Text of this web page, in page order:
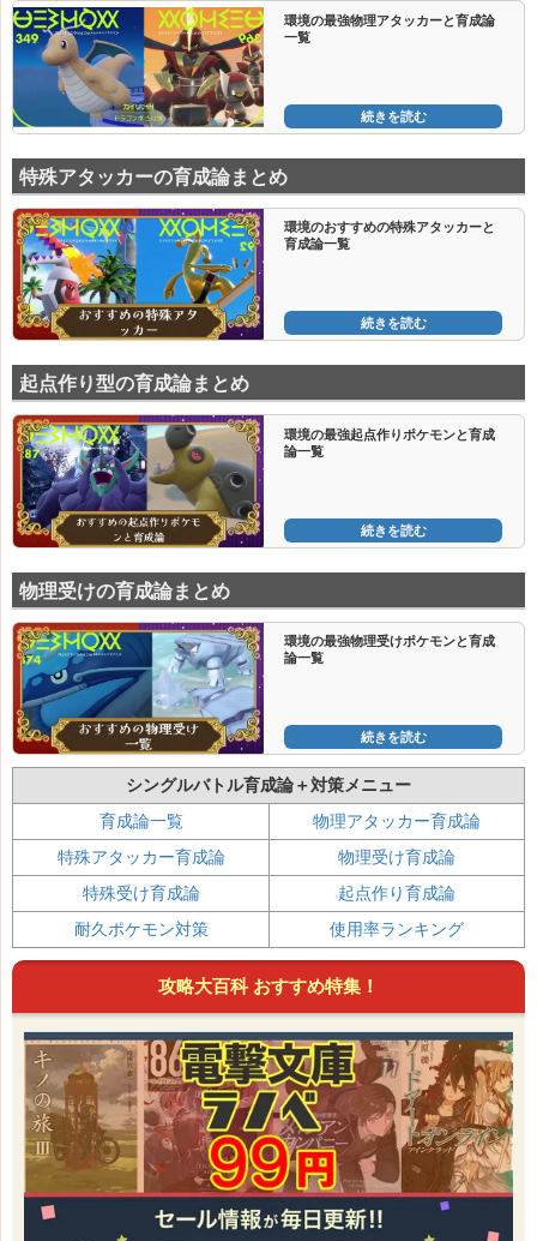
環境の最強物理アタッカーと育成論
一覧
続きを読む
特殊アタッカーの育成論まとめ
環境のおすすめの特殊アタッカーと
育成論一覧
続きを読む
起点作り型の育成論まとめ
環境の最強起点作りポケモンと育成
論一覧
続きを読む
物理受けの育成論まとめ
環境の最強物理受けポケモンと育成
論一覧
続きを読む
シングルバトル育成論＋対策メニュー
育成論一覧
物理アタッカー育成論
特殊アタッカー育成論
物理受け育成論
特殊受け育成論
起点作り育成論
耐久ポケモン対策
使用率ランキング
攻略大百科 おすすめ特集！